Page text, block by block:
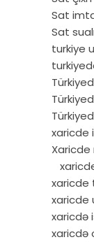
Sat
Sat sualı
turkiye
xaricde
xaricde
xaricde
xaricdə
xaricdə